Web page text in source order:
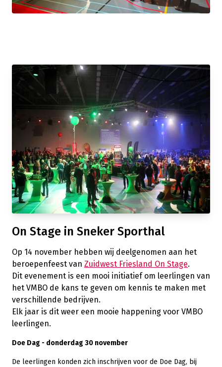
On Stage in Sneker Sporthal
Op 14 november hebben wij deelgenomen aan het
beroepenfeest van Zuidwest Friesland On Stage.
Dit evenement is een mooi initiatief om leerlingen van
het VMBO de kans te geven om kennis te maken met
verschillende bedrijven.
Elk jaar is dit weer een mooie happening voor VMBO
leerlingen.
Doe Dag - donderdag 30 november
De leerlingen konden zich inschrijven voor de Doe Dag, bij